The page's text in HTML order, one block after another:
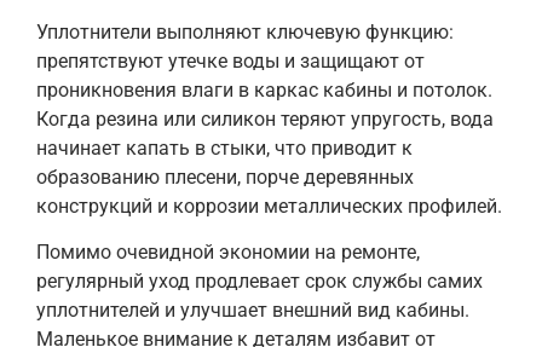
Уплотнители выполняют ключевую функцию:
препятствуют утечке воды и защищают от
проникновения влаги в каркас кабины и потолок.
Когда резина или силикон теряют упругость, вода
начинает капать в стыки, что приводит к
образованию плесени, порче деревянных
конструкций и коррозии металлических профилей.
Помимо очевидной экономии на ремонте,
регулярный уход продлевает срок службы самих
уплотнителей и улучшает внешний вид кабины.
Маленькое внимание к деталям избавит от